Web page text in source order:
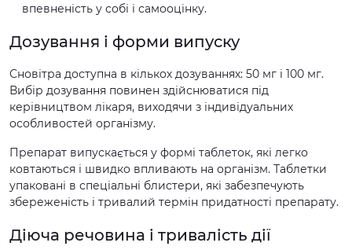
впевненість у собі і самооцінку.
Дозування і форми випуску
Сновітра доступна в кількох дозуваннях: 50 мг і 100 мг.
Вибір дозування повинен здійснюватися під
керівництвом лікаря, виходячи з індивідуальних
особливостей організму.
Препарат випускається у формі таблеток, які легко
ковтаються і швидко впливають на організм. Таблетки
упаковані в спеціальні блистери, які забезпечують
збереженість і тривалий термін придатності препарату.
Діюча речовина і тривалість дії